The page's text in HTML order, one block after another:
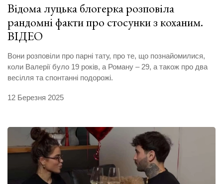
Відома луцька блогерка розповіла
рандомні факти про стосунки з коханим.
ВІДЕО
Вони розповіли про парні тату, про те, що познайомилися,
коли Валерії було 19 років, а Роману – 29, а також про два
весілля та спонтанні подорожі.
12 Березня 2025